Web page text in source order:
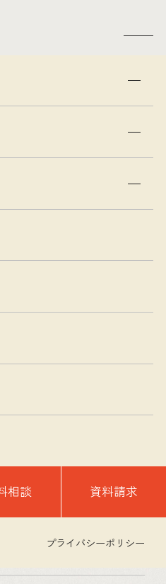
相談 資料請求
プライバシーポリシー
ベント情報
情報
お知らせ
【夜のモデルハウス見学会 ５月】２６坪のモダンな平屋
【夜のモデルハウス見学会 ５月】２６坪のモダンな平屋